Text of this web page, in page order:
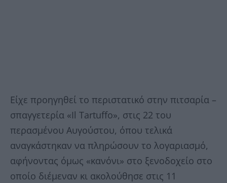
Είχε προηγηθεί το περιστατικό στην πιτσαρία –
σπαγγετερία «Il Tartuffo», στις 22 του
περασμένου Αυγούστου, όπου τελικά
αναγκάστηκαν να πληρώσουν το λογαριασμό,
αφήνοντας όμως «κανόνι» στο ξενοδοχείο στο
οποίο διέμεναν κι ακολούθησε στις 11